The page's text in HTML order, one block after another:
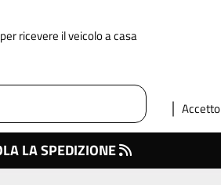
ricevere il veicolo a casa
Accetto
LA SPEDIZIONE